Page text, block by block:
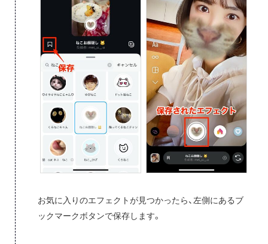
お気に入りのエフェクトが見つかったら、左側にあるブ
ックマークボタンで保存します。